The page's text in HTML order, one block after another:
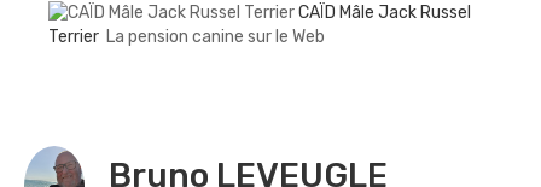
CAÏD Mâle Jack Russel
Terrier La pension canine sur le Web
Bruno LEVEUGLE